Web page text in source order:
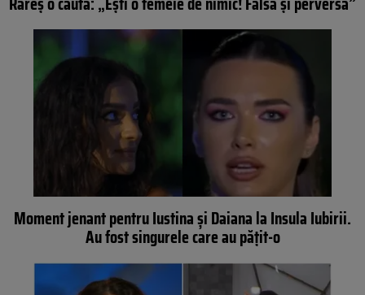
Moment jenant pentru Iustina şi Daiana la Insula Iubirii.
Au fost singurele care au pățit-o